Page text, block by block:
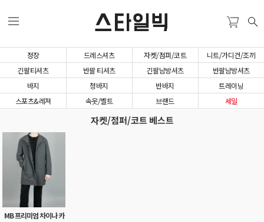
스타일빅
정장 드레스셔츠 자켓/점퍼/코트
니트/가디건/조끼
긴팔티셔츠
반팔 티셔츠 긴팔남방셔츠
반팔남방셔츠
바지
청바지 반바지
트레이닝
스포츠&레져
속옷/벨트 브랜드 세일
자켓/점퍼/코트 베스트
MB 프리미엄 차이나 카